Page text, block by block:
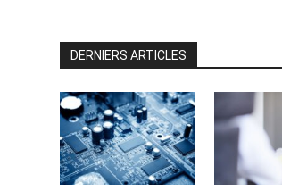
DERNIERS ARTICLES